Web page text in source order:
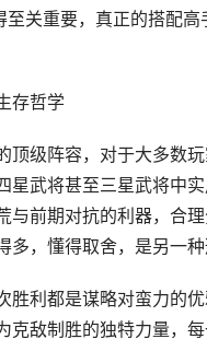
至关重要，真正的搭配
存哲学
顶级阵容，对于大多数
星武将甚至三星武将中
与前期对抗的利器，合
多，懂得取舍，是另一种
胜利都是谋略对蛮力的
克敌制胜的独特力量，